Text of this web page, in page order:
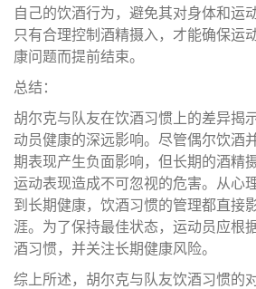
自己的饮酒行为，避免其对身体和运
只有合理控制酒精摄入，才能确保运
康问题而提前结束。
总结：
胡尔克与队友在饮酒习惯上的差异揭
动员健康的深远影响。尽管偶尔饮酒
期表现产生负面影响，但长期的酒精
运动表现造成不可忽视的危害。从心
到长期健康，饮酒习惯的管理都直接
涯。为了保持最佳状态，运动员应根
酒习惯，并关注长期健康风险。
综上所述，胡尔克与队友饮酒习惯的